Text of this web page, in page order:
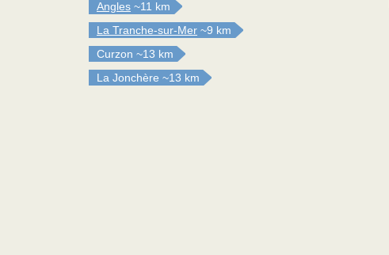
Angles ~11 km
La Tranche-sur-Mer ~9 km
Curzon ~13 km
La Jonchère ~13 km